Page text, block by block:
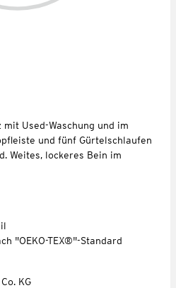
Used-Waschung und im
und fünf Gürtelschlaufen
Weites, lockeres Bein im
"OEKO-TEX®"-Standard
KG